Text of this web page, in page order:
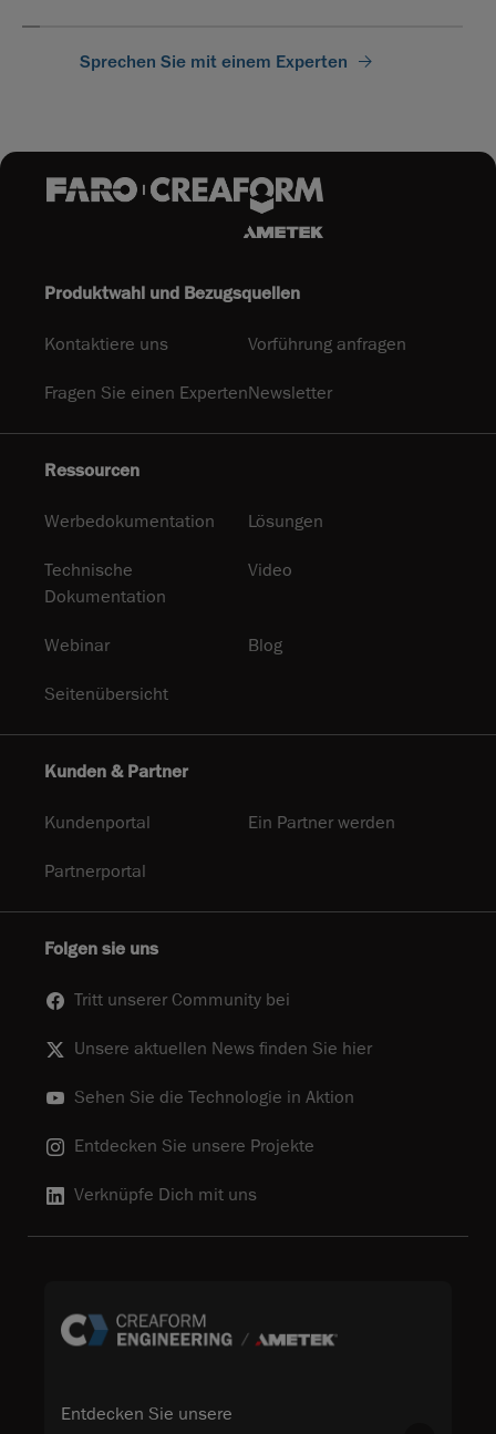
Sprechen Sie mit einem Experten
Produktwahl und Bezugsquellen
Kontaktiere uns Vorführung anfragen
Fragen Sie einen ExpertenNewsletter
Ressourcen
Werbedokumentation Lösungen
Technische
Dokumentation
Video
Webinar Blog
Seitenübersicht
Kunden & Partner
Kundenportal Ein Partner werden
Partnerportal
Folgen sie uns
Tritt unserer Community bei
Unsere aktuellen News finden Sie hier
Sehen Sie die Technologie in Aktion
Entdecken Sie unsere Projekte
Verknüpfe Dich mit uns
Entdecken Sie unsere